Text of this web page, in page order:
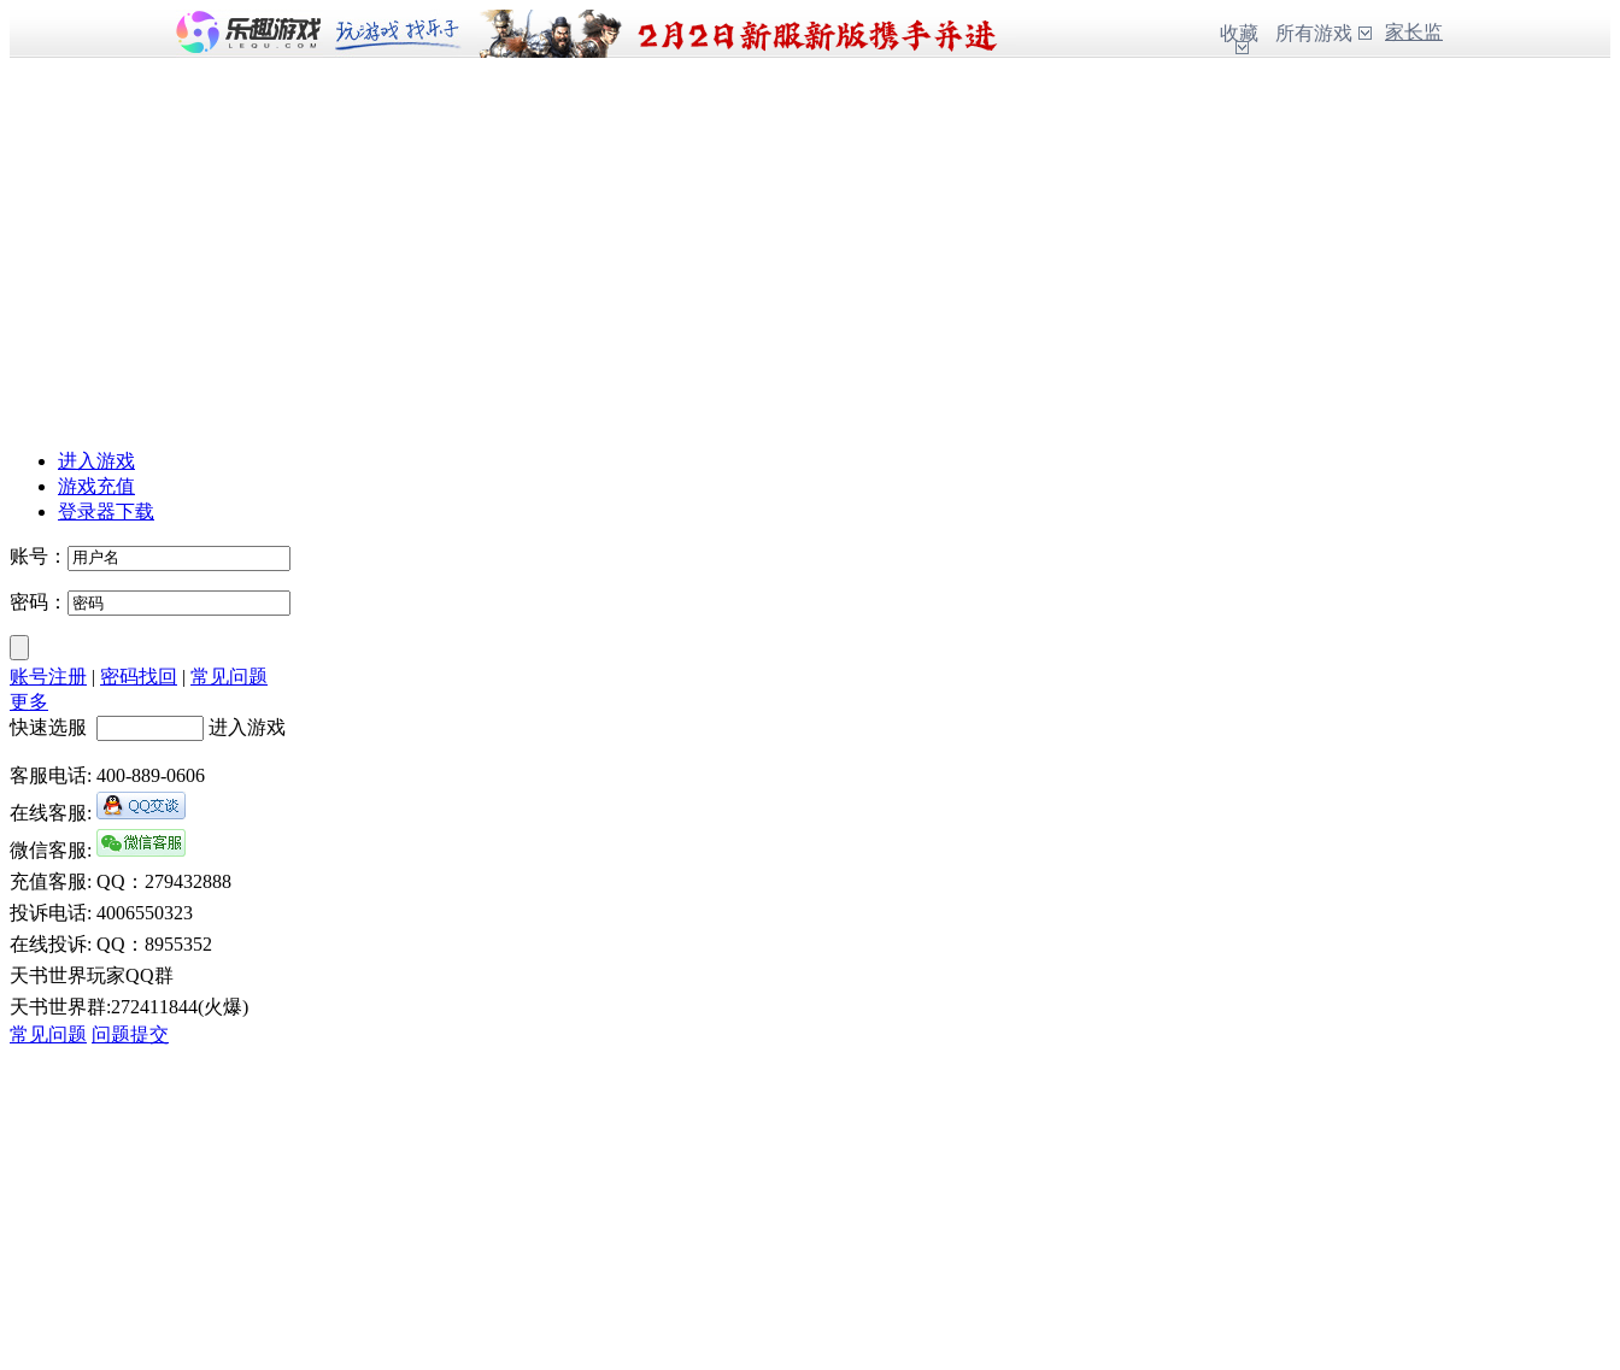
收藏 所有游戏 家长监
进入游戏
游戏充值
登录器下载
账号：
密码：
账号注册 | 密码找回 | 常见问题
更多
快速选服
进入游戏
客服电话: 400-889-0606
在线客服:
微信客服:
充值客服: QQ：279432888
投诉电话: 4006550323
在线投诉: QQ：8955352
天书世界玩家QQ群
天书世界群:272411844(火爆)
常见问题 问题提交